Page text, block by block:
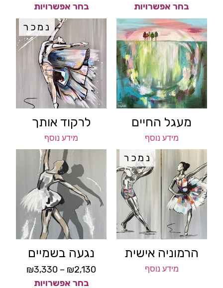
בחר אפשרויות
בחר אפשרויות
מעגל החיים
מידע נוסף
נמכר
לרקוד אותך
מידע נוסף
נמכר
הרמוניה אישית
מידע נוסף
נגעה בשמיים
₪2,130
–
₪3,330
בחר אפשרויות